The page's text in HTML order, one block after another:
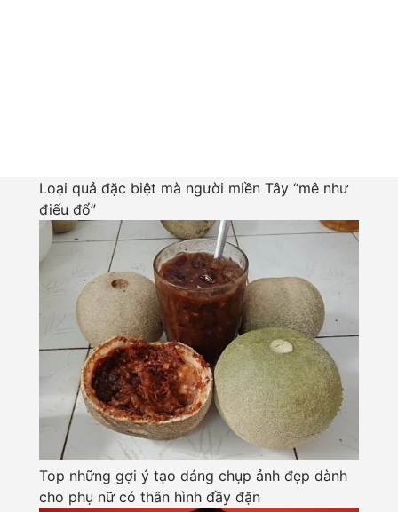
Loại quả đặc biệt mà người miền Tây “mê như
điếu đổ”
Top những gợi ý tạo dáng chụp ảnh đẹp dành
cho phụ nữ có thân hình đầy đặn